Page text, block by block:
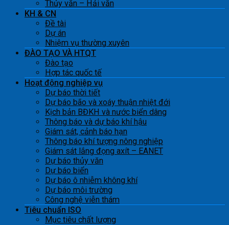
Thủy văn – Hải văn
KH & CN
Đề tài
Dự án
Nhiệm vụ thường xuyên
ĐÀO TẠO VÀ HTQT
Đào tạo
Hợp tác quốc tế
Hoạt động nghiệp vụ
Dự báo thời tiết
Dự báo bão và xoáy thuận nhiệt đới
Kịch bản BĐKH và nước biển dâng
Thông báo và dự báo khí hậu
Giám sát, cảnh báo hạn
Thông báo khí tượng nông nghiệp
Giám sát lắng đọng axít – EANET
Dự báo thủy văn
Dự báo biển
Dự báo ô nhiễm không khí
Dự báo môi trường
Công nghệ viễn thám
Tiêu chuẩn ISO
Mục tiêu chất lượng